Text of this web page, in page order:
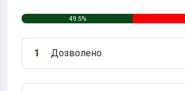
49.5%
Варіант 1:
1 Дозволено.